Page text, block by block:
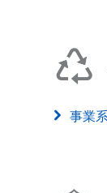
事業